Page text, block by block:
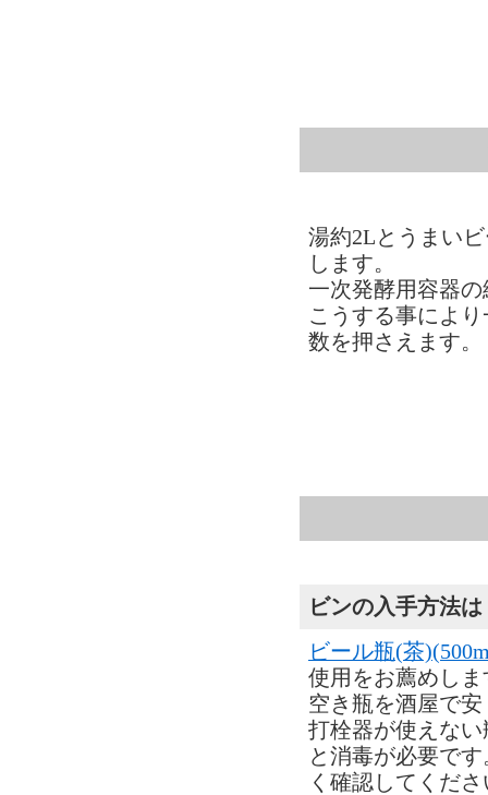
湯約2Lとうまい
します。
一次発酵用容器
こうする事によ
数を押さえます。
ビンの入手方法は
ビール瓶(茶
使用をお薦めしま
空き瓶を酒屋で
打栓器が使えな
と消毒が必要で
く確認してくだ